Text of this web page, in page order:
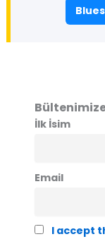
İlk İsim
Email
I accept